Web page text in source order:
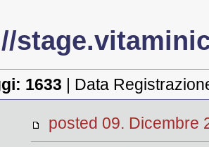
1633 | Data
posted 09.